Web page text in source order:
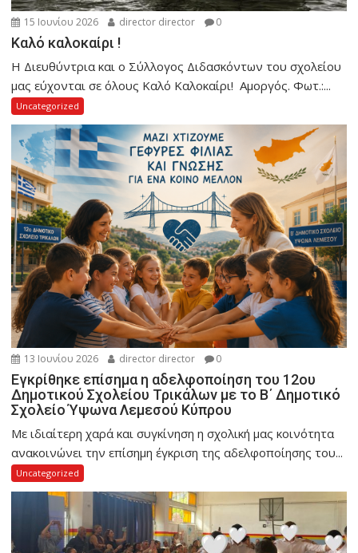
15 Ιουνίου 2026 director director 0
Καλό καλοκαίρι !
Η Διευθύντρια και ο Σύλλογος Διδασκόντων του σχολείου
μας εύχονται σε όλους Καλό Καλοκαίρι! Αμοργός. Φωτ.:...
Uncategorized
13 Ιουνίου 2026 director director 0
Εγκρίθηκε επίσημα η αδελφοποίηση του 12ου
Δημοτικού Σχολείου Τρικάλων με το Β΄ Δημοτικό
Σχολείο Ύψωνα Λεμεσού Κύπρου
Με ιδιαίτερη χαρά και συγκίνηση η σχολική μας κοινότητα
ανακοινώνει την επίσημη έγκριση της αδελφοποίησης του...
Uncategorized